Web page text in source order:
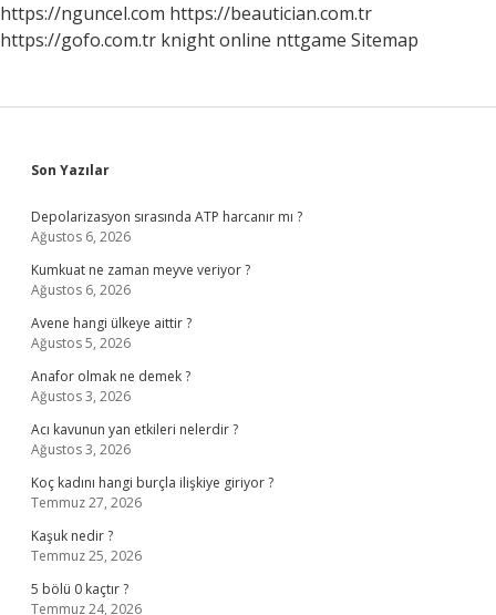
https://nguncel.com https://beautician.com.tr
https://gofo.com.tr knight online nttgame Sitemap
Sidebar
Son Yazılar
Depolarizasyon sırasında ATP harcanır mı ?
Ağustos 6, 2026
Kumkuat ne zaman meyve veriyor ?
Ağustos 6, 2026
Avene hangi ülkeye aittir ?
Ağustos 5, 2026
Anafor olmak ne demek ?
Ağustos 3, 2026
Acı kavunun yan etkileri nelerdir ?
Ağustos 3, 2026
Koç kadını hangi burçla ilişkiye giriyor ?
Temmuz 27, 2026
Kaşuk nedir ?
Temmuz 25, 2026
5 bölü 0 kaçtır ?
Temmuz 24, 2026